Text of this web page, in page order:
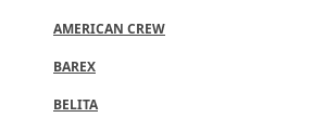
AMERICAN CREW
BAREX
BELITA